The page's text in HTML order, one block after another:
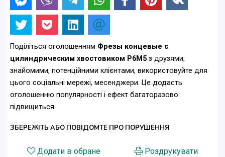
Поділіться оголошенням Фрезы концевые с
цилиндрическим хвостовиком Р6М5 з друзями,
знайомими, потенційними клієнтами, використовуйте для
цього соціальні мережі, месенджери. Це додасть
оголошенню популярності і ефект багаторазово
підвищиться.
ЗБЕРЕЖІТЬ АБО ПОВІДОМТЕ ПРО ПОРУШЕННЯ
Додати в обране
Роздрукувати